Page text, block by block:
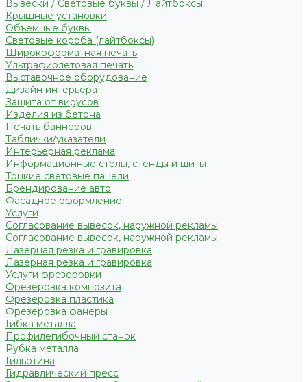
Вывески / Световые буквы / Лайтбоксы
Крышные установки
Объемные буквы
Световые короба (лайтбоксы)
Широкоформатная печать
Ультрафиолетовая печать
Выставочное оборудование
Дизайн интерьера
Защита от вирусов
Изделия из бетона
Печать баннеров
Таблички/указатели
Интерьерная реклама
Информационные стелы, стенды и щиты
Тонкие световые панели
Брендирование авто
Фасадное оформление
Услуги
Согласование вывесок, наружной рекламы
Согласование вывесок, наружной рекламы
Лазерная резка и гравировка
Лазерная резка и гравировка
Услуги фрезеровки
Фрезеровка композита
Фрезеровка пластика
Фрезеровка фанеры
Гибка металла
Профилегибочный станок
Рубка металла
Гильотина
Гидравлический пресс